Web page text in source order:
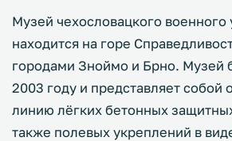
Музей чехословацкого военного
находится на горе
городами Зноймо и Брно. Музей
2003 году и представляет собой
линию лёгких бетонных
также полевых укреплений в